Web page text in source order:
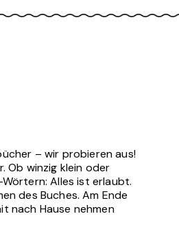
– wir probieren aus!
Ob winzig klein oder
Alles ist erlaubt.
des Buches. Am Ende
nach Hause nehmen